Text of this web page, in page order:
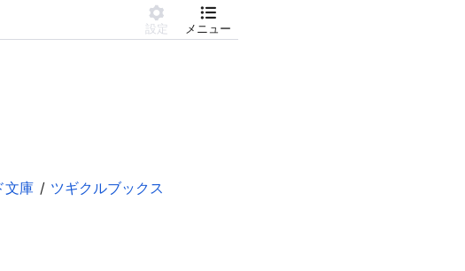
設定 メニュー
文庫
ツギクルブックス